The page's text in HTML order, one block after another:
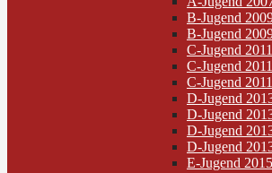
B-Jugend
B-Jugend
C-Jugend
C-Jugend
C-Jugend
D-Jugend
D-Jugend
D-Jugend
D-Jugend
E-Jugend